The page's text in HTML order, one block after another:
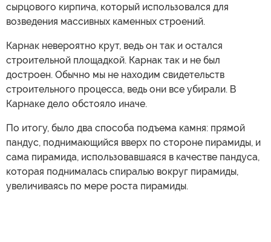
сырцового кирпича, который использовался для
возведения массивных каменных строений.
Карнак невероятно крут, ведь он так и остался
строительной площадкой. Карнак так и не был
достроен. Обычно мы не находим свидетельств
строительного процесса, ведь они все убирали. В
Карнаке дело обстояло иначе.
По итогу, было два способа подъема камня: прямой
пандус, поднимающийся вверх по стороне пирамиды, и
сама пирамида, использовавшаяся в качестве пандуса,
которая поднималась спиралью вокруг пирамиды,
увеличиваясь по мере роста пирамиды.